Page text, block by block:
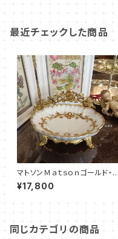
最近チェックした商品
マトソンＭａｔｓｏｎゴールド・ソ
ープディッシュ（MT0025）
¥17,800
同じカテゴリの商品